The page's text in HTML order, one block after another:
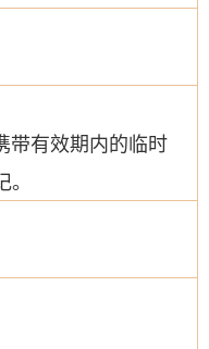
有效期内的临时